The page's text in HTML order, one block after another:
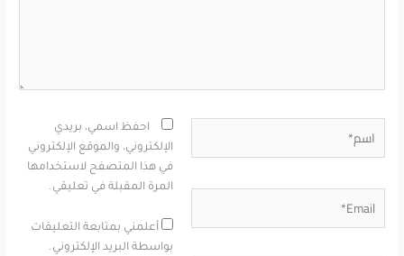
احفظ اسمي، بريدي
الإلكتروني، والموقع الإلكتروني
في هذا المتصفح لاستخدامها
المرة المقبلة في تعليقي.
أعلمني بمتابعة التعليقات
بواسطة البريد الإلكتروني.